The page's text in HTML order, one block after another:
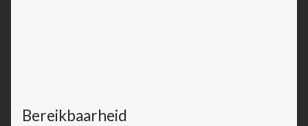
Bereikbaarheid